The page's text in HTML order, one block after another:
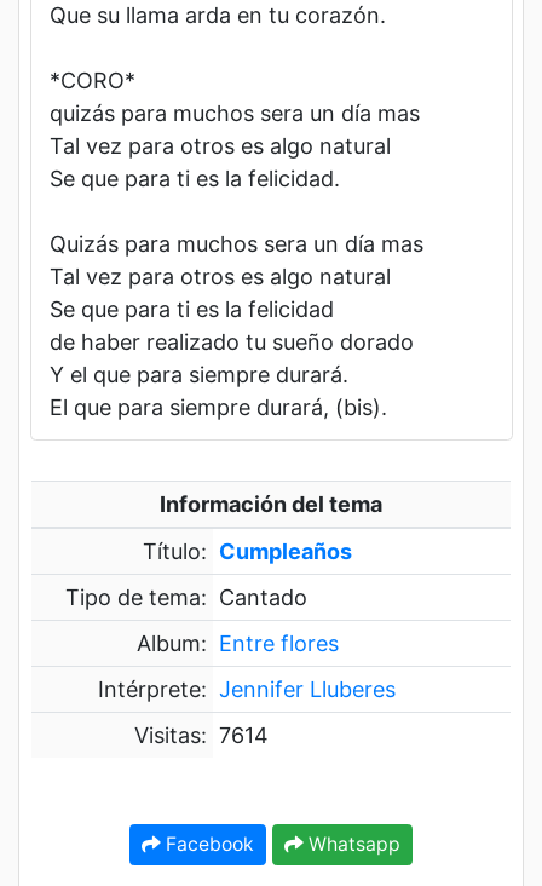
Que su llama arda en tu corazón.
*CORO*
quizás para muchos sera un día mas
Tal vez para otros es algo natural
Se que para ti es la felicidad.
Quizás para muchos sera un día mas
Tal vez para otros es algo natural
Se que para ti es la felicidad
de haber realizado tu sueño dorado
Y el que para siempre durará.
El que para siempre durará, (bis).
Información del tema
Título: Cumpleaños
Tipo de tema: Cantado
Album: Entre flores
Intérprete: Jennifer Lluberes
Visitas: 7614
Facebook Whatsapp